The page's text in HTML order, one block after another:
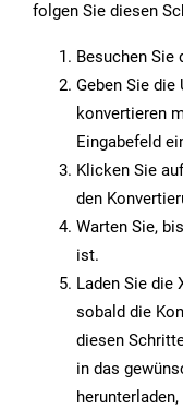
folgen Sie diesen
Besuchen Sie
Geben Sie die
konvertieren
Eingabefeld
Klicken Sie
den
Warten Sie,
ist.
Laden Sie die
sobald die
diesen
in das